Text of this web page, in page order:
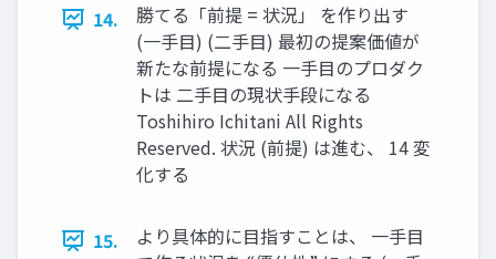
14.
勝てる「前提 = 状況」 を作り出す
(⼀⼿⽬) (⼆⼿⽬) 最初の提案価値が
新たな前提になる ⼀⼿⽬のプロダク
トは ⼆⼿⽬の現状⼿段になる
Toshihiro Ichitani All Rights
Reserved. 状況 (前提) は進む、 14 変
化する
15.
より具体的に⽬指すことは、 ⼀⼿⽬